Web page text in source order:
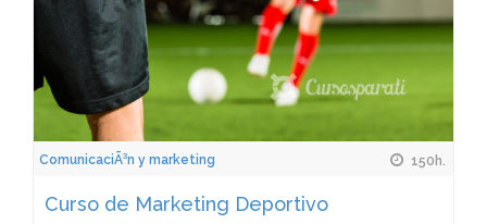
ComunicaciÃ³n y marketing 150h.
Curso de Marketing Deportivo